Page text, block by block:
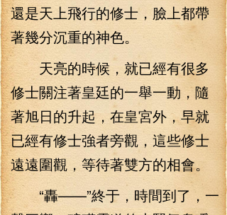
還是天上飛行的修士，臉上都帶
著幾分沉重的神色。
天亮的時候，就已經有很多
修士關注著皇廷的一舉一動，隨
著旭日的升起，在皇宮外，早就
已經有修士強者旁觀，這些修士
遠遠圍觀，等待著雙方的相會。
“轟——”終于，時間到了，一